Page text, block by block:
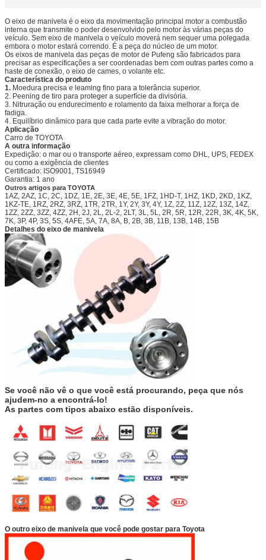
O eixo de manivela é o eixo da movimentação principal motor a combustão
interna que transmite o poder desenvolvido pelo motor às várias peças do
veículo. Sem eixo de manivela o veículo moverá nem sequer uma polegada
embora o motor estará correndo. É a peça do núcleo de um motor.
Os eixos de manivela das peças de motor de Pufeng são fabricados para
precisar as especificações a ser coordenadas bem com outras partes como a
haste de conexão, o eixo de cames, o volante etc.
Característica do produto
1. Moedura precisa e leaming fino para a tolerância superior.
2. Peening de tiro para proteger a superfície da divisória.
3. Nitruração ou endurecimento e rolamento da faixa melhorar a força de
fadiga.
4. Equilíbrio dinâmico para que cada parte evite a vibração do motor.
Aplicação
Carro de TOYOTA
A outra informação
Expedição: o mar ou o transporte aéreo, expressam como DHL, UPS, FEDEX
ou como a exigência de clientes
Certificado: ISO9001, TS16949
Garantia: 1 ano
Outros artigos para TOYOTA
1AZ, 2AZ, 1C, 2C, 1DZ, 1E, 2E, 3E, 4E, 5E, 1FZ, 1HD-T, 1HZ, 1KD, 2KD, 1KZ,
1KZ-TE, 1RZ, 2RZ, 3RZ, 1TR, 2TR, 1Y, 2Y, 3Y, 4Y, 1Z, 2Z, 11Z, 12Z, 13Z, 14Z,
1ZZ, 2ZZ, 3ZZ, 4ZZ, 2H, 2J, 2L, 2L-2, 2LT, 3L, 5L, 2R, 5R, 12R, 22R, 3K, 4K, 5K,
7K, 3P, 4P, 3S, 5S, 4AFE, 5A, 7A, 8A, B, 2B, 3B, 11B, 13B, 14B, 15B
Detalhes do eixo de manivela
Se você não vê o que você está procurando, peça que nós
ajudem-no a encontrá-lo!
As partes com tipos abaixo estão disponíveis.
O outro eixo de manivela que você pode gostar para Toyota